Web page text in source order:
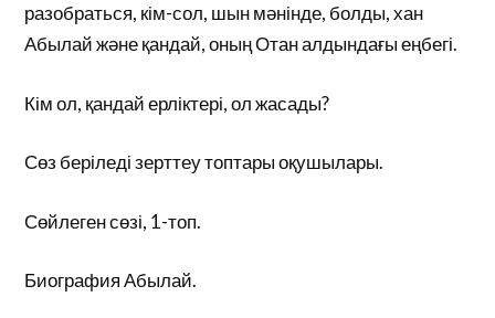
разобраться, кім-сол, шын мәнінде, болды, хан
Абылай және қандай, оның Отан алдындағы еңбегі.
Кім ол, қандай ерліктері, ол жасады?
Сөз беріледі зерттеу топтары оқушылары.
Сөйлеген сөзі, 1-топ.
Биография Абылай.